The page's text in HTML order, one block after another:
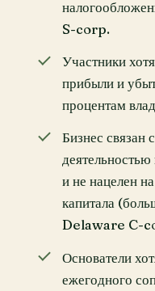
S-corp.
Участники
прибыли и
процентам
Бизнес связан
и не нацелен
капитала
Delaware C-
Основатели
ежегодного